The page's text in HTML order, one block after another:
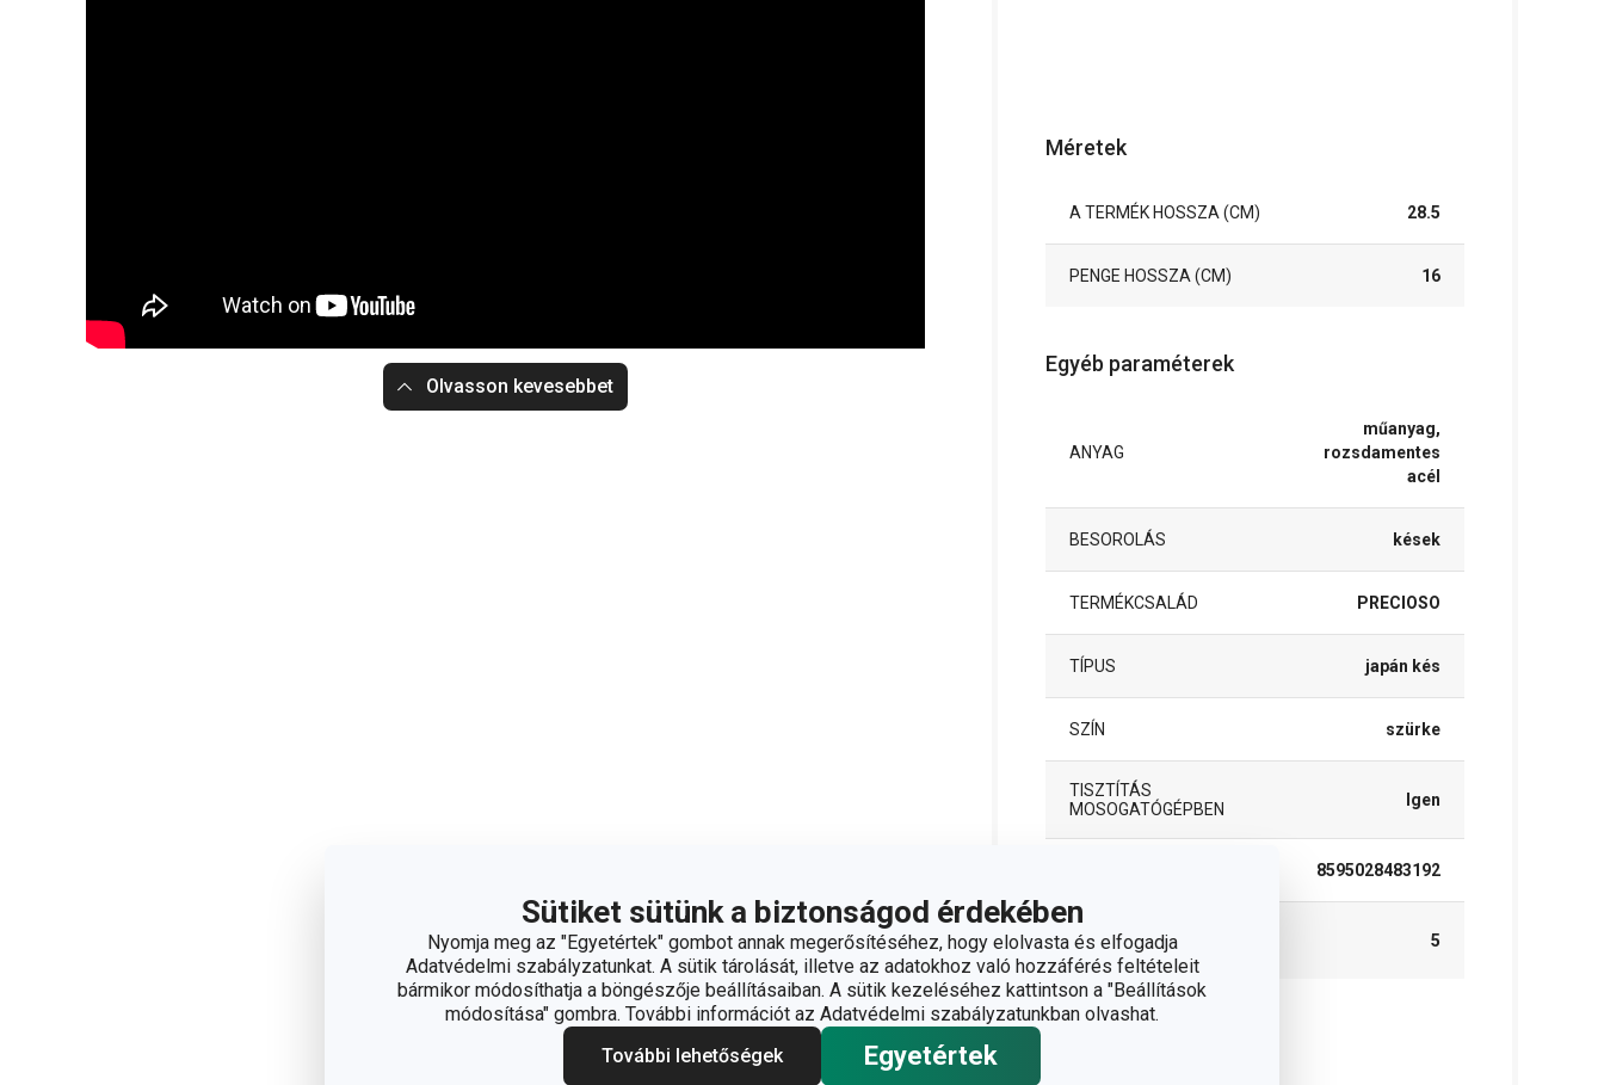
Sütiket sütünk a biztonságod érdekében
Nyomja meg az "Egyetértek" gombot annak megerősítéséhez, hogy elolvasta és elfogadja
Adatvédelmi szabályzatunkat. A sütik tárolását, illetve az adatokhoz való hozzáférés feltételeit
bármikor módosíthatja a böngészője beállításaiban. A sütik kezeléséhez kattintson a "Beállítások
módosítása" gombra. További információt az Adatvédelmi szabályzatunkban olvashat.
További lehetőségek
Egyetértek
Olvasson kevesebbet
Méretek
A TERMÉK HOSSZA (CM) 28.5
PENGE HOSSZA (CM) 16
Egyéb paraméterek
ANYAG
műanyag,
rozsdamentes
acél
BESOROLÁS kések
TERMÉKCSALÁD PRECIOSO
TÍPUS japán kés
SZÍN szürke
TISZTÍTÁS
MOSOGATÓGÉPBEN
Igen
8595028483192
A GARANCIÁLIS
IDŐSZAK (ÉVEKBEN)
5